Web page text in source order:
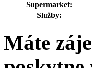
Supermarket:
Služby:
Máte